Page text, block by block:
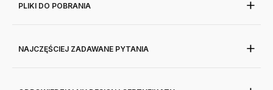
PLIKI DO POBRANIA
NAJCZĘŚCIEJ ZADAWANE PYTANIA